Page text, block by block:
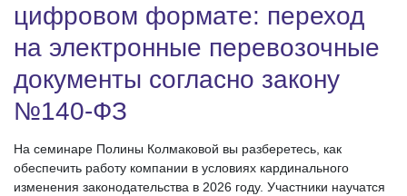
цифровом формате: переход
на электронные перевозочные
документы согласно закону
№140-ФЗ
На семинаре Полины Колмаковой вы разберетесь, как
обеспечить работу компании в условиях кардинального
изменения законодательства в 2026 году. Участники научатся